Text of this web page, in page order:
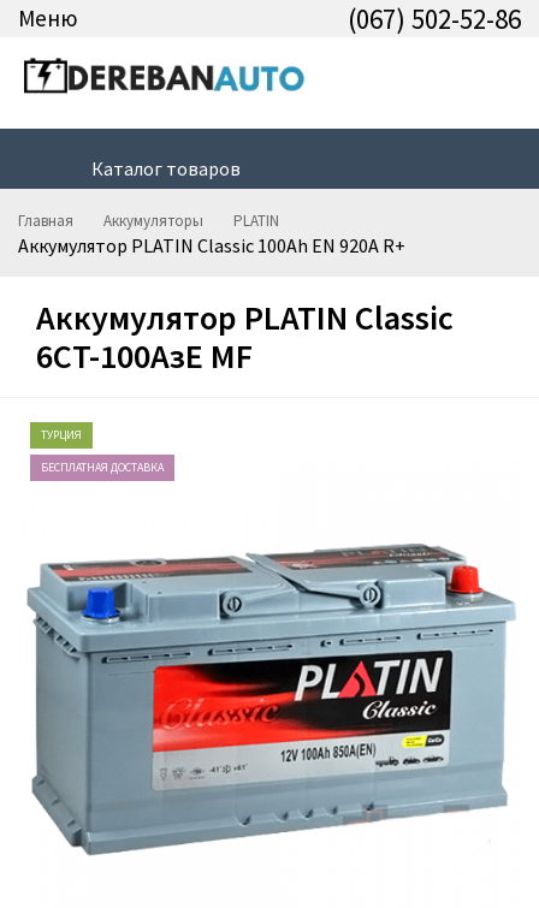
Меню (067) 502-52-86
Каталог товаров
Главная Аккумуляторы PLATIN
Аккумулятор PLATIN Classic 100Ah EN 920A R+
Аккумулятор PLATIN Classic
6CT-100AзЕ MF
ТУРЦИЯ
БЕСПЛАТНАЯ ДОСТАВКА